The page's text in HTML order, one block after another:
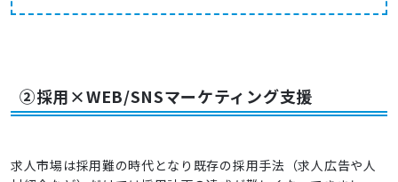
②採用×WEB/SNSマーケティング支援
求人市場は採用難の時代となり既存の採用手法（求人広告や人